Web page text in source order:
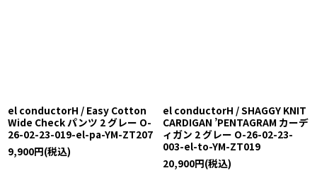
el conductorH / Easy Cotton
Wide Check パンツ 2 グレー O-
26-02-23-019-el-pa-YM-ZT207
9,900円(税込)
el conductorH / SHAGGY KNIT
CARDIGAN ’PENTAGRAM カーデ
ィガン 2 グレー O-26-02-23-
003-el-to-YM-ZT019
20,900円(税込)